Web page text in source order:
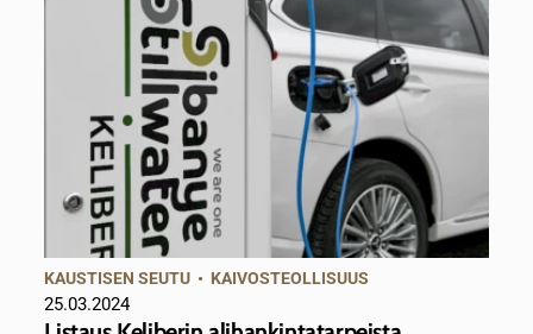
KAUSTISEN SEUTU • KAIVOSTEOLLISUUS
25.03.2024